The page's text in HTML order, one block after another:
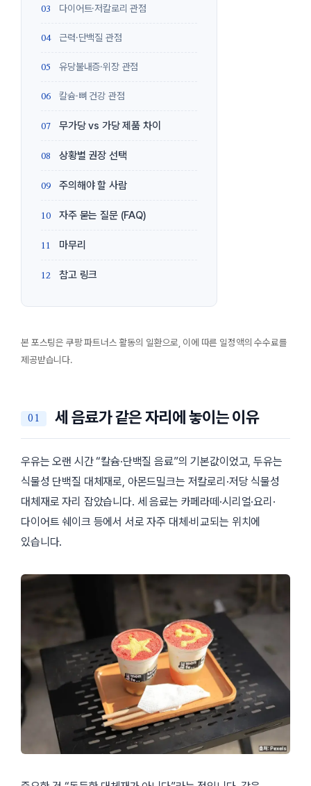
다이어트·저칼로리 관점
근력·단백질 관점
유당불내증·위장 관점
칼슘·뼈 건강 관점
무가당 vs 가당 제품 차이
상황별 권장 선택
주의해야 할 사람
자주 묻는 질문 (FAQ)
마무리
참고 링크
본 포스팅은 쿠팡 파트너스 활동의 일환으로, 이에 따른 일정액의 수수료를
제공받습니다.
세 음료가 같은 자리에 놓이는 이유
우유는 오랜 시간 “칼슘·단백질 음료”의 기본값이었고, 두유는
식물성 단백질 대체재로, 아몬드밀크는 저칼로리·저당 식물성
대체재로 자리 잡았습니다. 세 음료는 카페라떼·시리얼·요리·
다이어트 쉐이크 등에서 서로 자주 대체·비교되는 위치에
있습니다.